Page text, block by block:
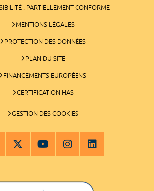
: PARTIELLEMENT CONFORME
MENTIONS LÉGALES
PROTECTION DES DONNÉES
PLAN DU SITE
FINANCEMENTS EUROPÉENS
CERTIFICATION HAS
GESTION DES COOKIES